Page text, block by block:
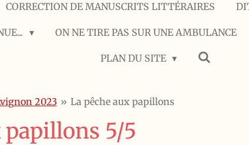
CORRECTION DE MANUSCRITS LITTÉRAIRES
ON NE TIRE PAS SUR UNE AMBULANCE
PLAN DU SITE
2023 » La pêche aux papillons
papillons 5/5